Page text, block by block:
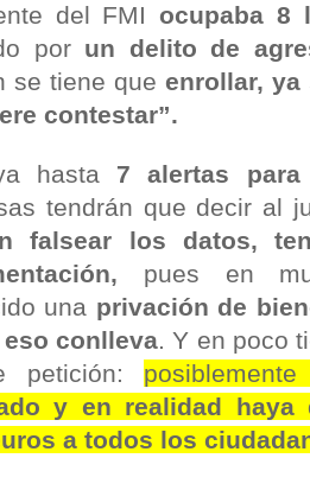
del FMIocupaba 8
por un delito de
se tiene que enrollar, ya
contestar”.
hasta 7 alertas
tendrán que decir al
falsear los datos,
pues en
una privación de
conlleva. Y en poco
petición:
y en realidad haya
a todos los